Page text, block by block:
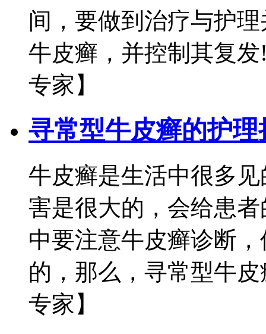
间，要做到治疗与护
牛皮癣，并控制其复
专家】
寻常型牛皮癣的护理
牛皮癣是生活中很多
害是很大的，会给患
中要注意牛皮癣诊断
的，那么，寻常型牛
专家】